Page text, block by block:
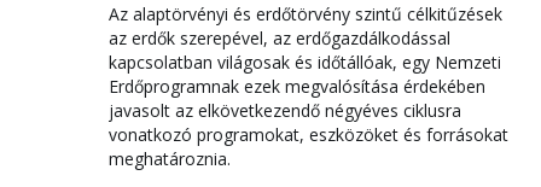
Az alaptörvényi és erdőtörvény szintű célkitűzések
az erdők szerepével, az erdőgazdálkodással
kapcsolatban világosak és időtállóak, egy Nemzeti
Erdőprogramnak ezek megvalósítása érdekében
javasolt az elkövetkezendő négyéves ciklusra
vonatkozó programokat, eszközöket és forrásokat
meghatároznia.